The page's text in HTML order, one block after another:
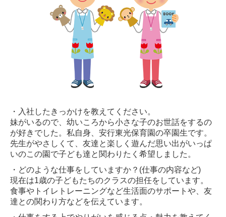
・入社したきっかけを教えてください。
妹がいるので、幼いころから小さな子のお世話をするの
が好きでした。私自身、安行東光保育園の卒園生です。
先生がやさしくて、友達と楽しく遊んだ思い出がいっぱ
いのこの園で子ども達と関わりたく希望しました。
・どのような仕事をしていますか？(仕事の内容など)
現在は1歳の子どもたちのクラスの担任をしています。
食事やトイレトレーニングなど生活面のサポートや、友
達との関わり方などを伝えています。